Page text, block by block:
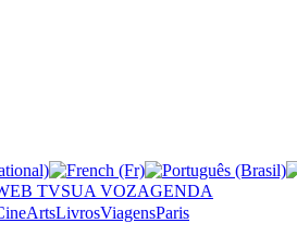
TVSUA VOZAGENDA
ArtsLivrosViagensParis